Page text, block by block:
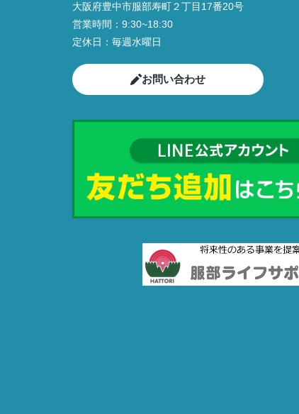
大阪府豊中市服部寿町２丁目17番20号
営業時間： 9:30~18:30
定休日： 毎週水曜日
お問い合わせ